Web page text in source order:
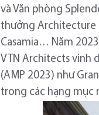
và Văn phòng
thưởng Architecture
Casamia… Năm
VTN Architects vinh
(AMP 2023) như
trong các hạng mục